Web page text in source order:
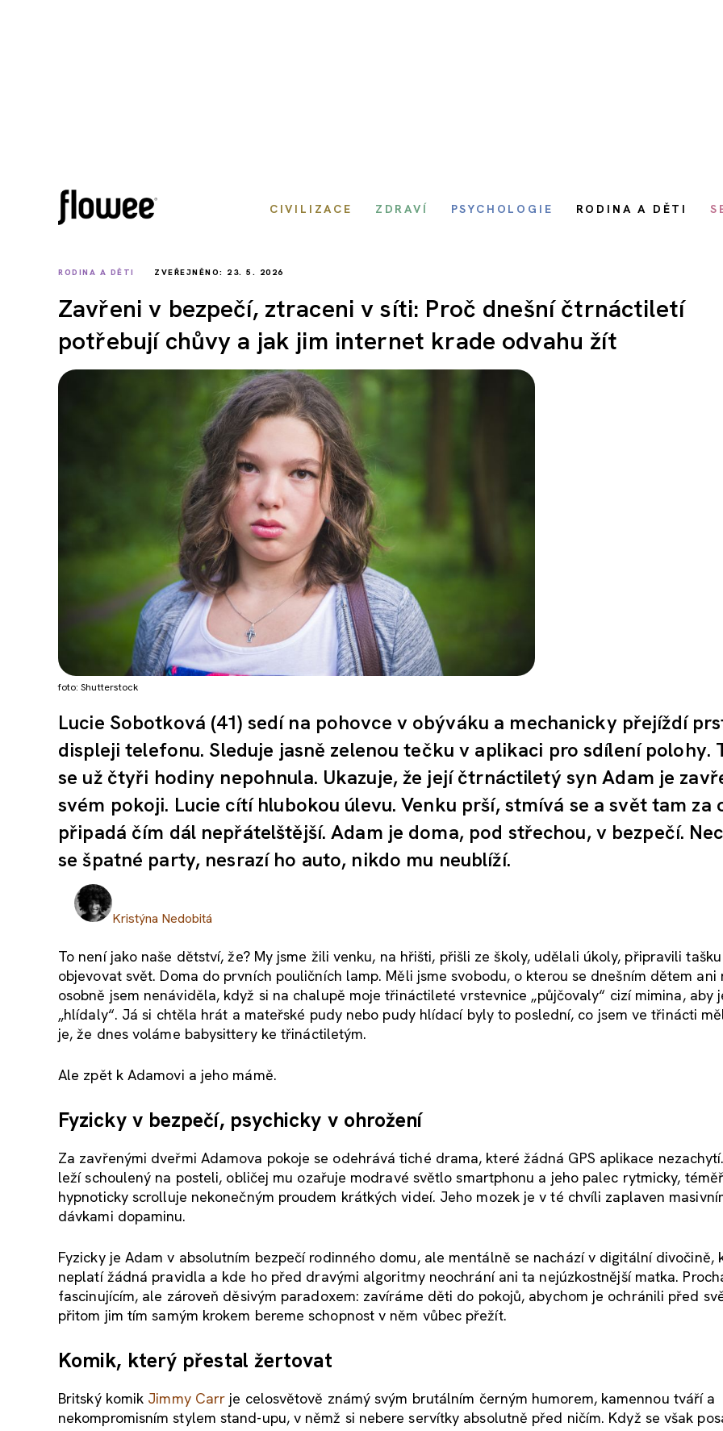
CIVILIZACE ZDRAVÍ PSYCHOLOGIE RODINA A DĚTI
RODINA A DĚTI ZVEŘEJNĚNO: 23. 5. 2026
Zavřeni v bezpečí, ztraceni v síti: Proč dnešní čtrnáctiletí
potřebují chůvy a jak jim internet krade odvahu žít
foto: Shutterstock
Lucie Sobotková (41) sedí na pohovce v obýváku a mechanicky přejíždí
displeji telefonu. Sleduje jasně zelenou tečku v aplikaci pro sdílení polohy.
se už čtyři hodiny nepohnula. Ukazuje, že její čtrnáctiletý syn Adam je
svém pokoji. Lucie cítí hlubokou úlevu. Venku prší, stmívá se a svět tam za
připadá čím dál nepřátelštější. Adam je doma, pod střechou, v bezpečí.
se špatné party, nesrazí ho auto, nikdo mu neublíží.
Kristýna Nedobitá
To není jako naše dětství, že? My jsme žili venku, na hřišti, přišli ze školy, udělali úkoly, připravili
objevovat svět. Doma do prvních pouličních lamp. Měli jsme svobodu, o kterou se dnešním dětem ani
osobně jsem nenáviděla, když si na chalupě moje třináctileté vrstevnice „půjčovaly“ cizí mimina, aby
„hlídaly“. Já si chtěla hrát a mateřské pudy nebo pudy hlídací byly to poslední, co jsem ve třinácti
je, že dnes voláme babysittery ke třináctiletým.
Ale zpět k Adamovi a jeho mámě.
Fyzicky v bezpečí, psychicky v ohrožení
Za zavřenými dveřmi Adamova pokoje se odehrává tiché drama, které žádná GPS aplikace
leží schoulený na posteli, obličej mu ozařuje modravé světlo smartphonu a jeho palec rytmicky, téměř
hypnoticky scrolluje nekonečným proudem krátkých videí. Jeho mozek je v té chvíli zaplaven
dávkami dopaminu.
Fyzicky je Adam v absolutním bezpečí rodinného domu, ale mentálně se nachází v digitální divočině,
neplatí žádná pravidla a kde ho před dravými algoritmy neochrání ani ta nejúzkostnější matka.
fascinujícím, ale zároveň děsivým paradoxem: zavíráme děti do pokojů, abychom je ochránili před
přitom jim tím samým krokem bereme schopnost v něm vůbec přežít.
Komik, který přestal žertovat
Britský komik Jimmy Carr je celosvětově známý svým brutálním černým humorem, kamennou tváří a
nekompromisním stylem stand-upu, v němž si nebere servítky absolutně před ničím. Když se však